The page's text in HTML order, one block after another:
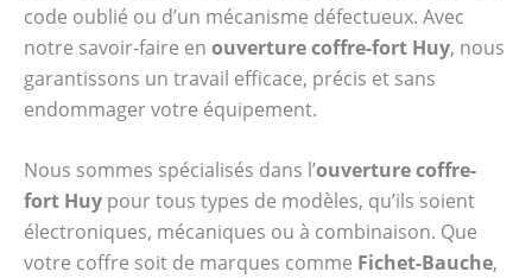
code oublié ou d’un mécanisme défectueux. Avec
notre savoir-faire en ouverture coffre-fort Huy, nous
garantissons un travail efficace, précis et sans
endommager votre équipement.
Nous sommes spécialisés dans l’ouverture coffre-
fort Huy pour tous types de modèles, qu’ils soient
électroniques, mécaniques ou à combinaison. Que
votre coffre soit de marques comme Fichet-Bauche,